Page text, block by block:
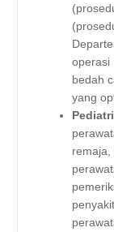
operasi
bedah
yang